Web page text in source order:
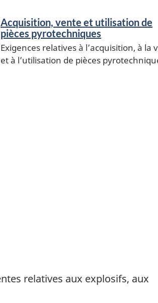
Acquisition, vente et utilisation de
pièces pyrotechniques
Exigences relatives à l’acquisition, à la
et à l’utilisation de pièces
relatives aux explosifs, aux